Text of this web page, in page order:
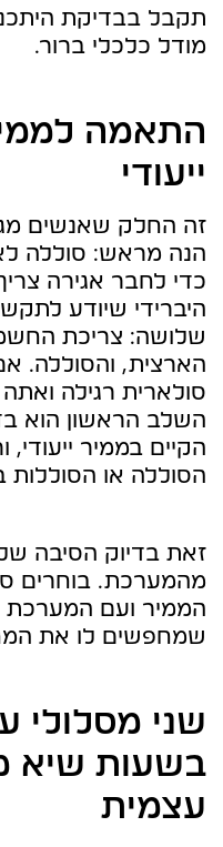
תקבל בבדיקת
מודל כלכלי ברור.
התאמה
ייעודי
זה החלק שאנשים
הנה מראש: סוללה
כדי לחבר אגירה
היברידי שיודע
שלושה: צריכת
הארצית, והסוללה.
סולארית רגילה
השלב הראשון הוא
הקיים בממיר
הסוללה או
זאת בדיוק הסיבה
מהמערכת. בוחרים
הממיר ועם המערכת
שמחפשים לו את
שני מסלולי
בשעות שיא
עצמית